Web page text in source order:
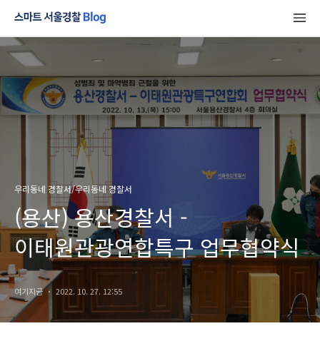
우리동네 경찰서/우리동네 경찰서
(용산) 용산경찰서 -
이태원관광연합특구 업무협약식
여기지금 2022. 10. 27. 12:55